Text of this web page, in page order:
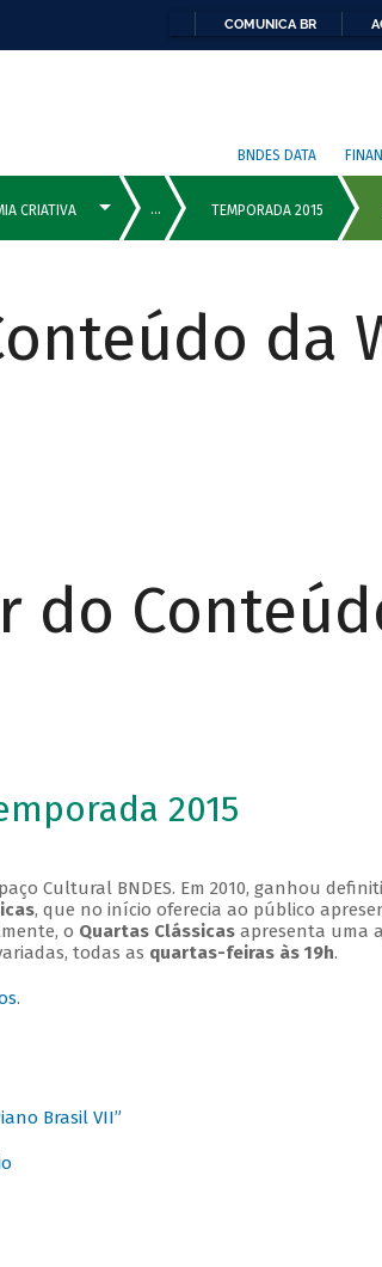
COMUNICA BR
BNDES DATA
da
do
2015
Cultural BNDES. Em 2010, ganhou
, que no início oferecia ao público
o Quartas Clássicasapresenta uma
todas as quartas-feiras às 19h.
.
Brasil VII”